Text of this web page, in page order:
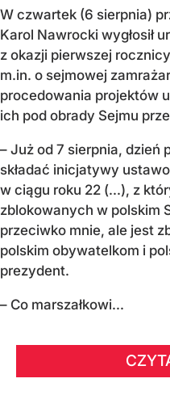
W czwartek (6 sierpnia)
Karol Nawrocki wygłosił
z okazji pierwszej
m.in. o sejmowej
procedowania projektów
ich pod obrady Sejmu
– Już od 7 sierpnia, dzień
składać inicjatywy
w ciągu roku 22 (...), z
zblokowanych w polskim
przeciwko mnie, ale jest
polskim obywatelkom i
prezydent.
– Co marszałkowi...